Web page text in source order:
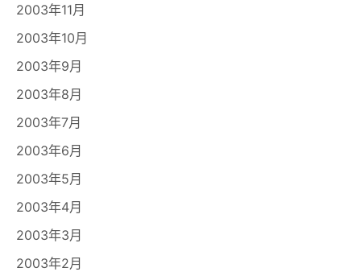
2003年11月
2003年10月
2003年9月
2003年8月
2003年7月
2003年6月
2003年5月
2003年4月
2003年3月
2003年2月